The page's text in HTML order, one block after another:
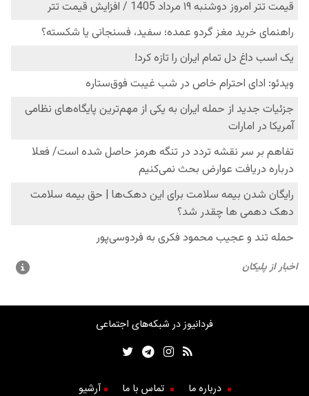
فردانیوز در شبکه‌های اجتماعی
درباره ما تماس با ما آرشیو